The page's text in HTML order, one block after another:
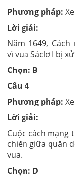
Phương pháp:
Lời giải:
Năm 1649,
vì vua Sáclơ I bị
Chọn: B
Câu 4
Phương pháp:
Lời giải:
Cuộc cách mạng
chiến giữa quân
vua.
Chọn: D